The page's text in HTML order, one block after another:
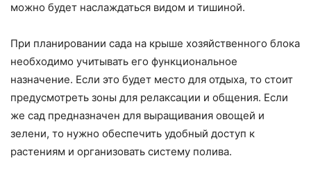
можно будет наслаждаться видом и тишиной.
При планировании сада на крыше хозяйственного блока
необходимо учитывать его функциональное
назначение. Если это будет место для отдыха, то стоит
предусмотреть зоны для релаксации и общения. Если
же сад предназначен для выращивания овощей и
зелени, то нужно обеспечить удобный доступ к
растениям и организовать систему полива.